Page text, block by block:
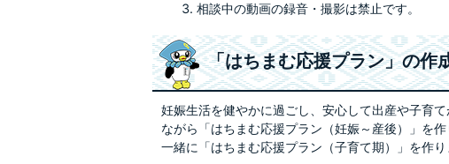
相談中の動画の録音・撮影は禁止です。
「はちまむ応援プラン」の作
妊娠生活を健やかに過ごし、安心して出産や子育
ながら「はちまむ応援プラン（妊娠～産後）」を
一緒に「はちまむ応援プラン（子育て期）」を作り